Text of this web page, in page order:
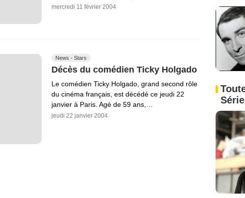
mercredi 11 février 2004
News - Stars
Décès du comédien Ticky Holgado
Le comédien Ticky Holgado, grand second rôle
du cinéma français, est décédé ce jeudi 22
janvier à Paris. Agé de 59 ans,…
jeudi 22 janvier 2004